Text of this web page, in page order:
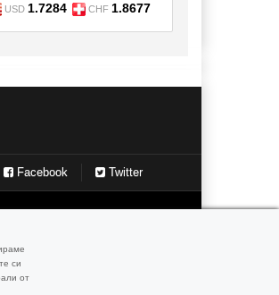
USD 1.7284 CHF 1.8677
Facebook Twitter
използвани в нея, са под
данни, са собственост на
всички материали от
си
от